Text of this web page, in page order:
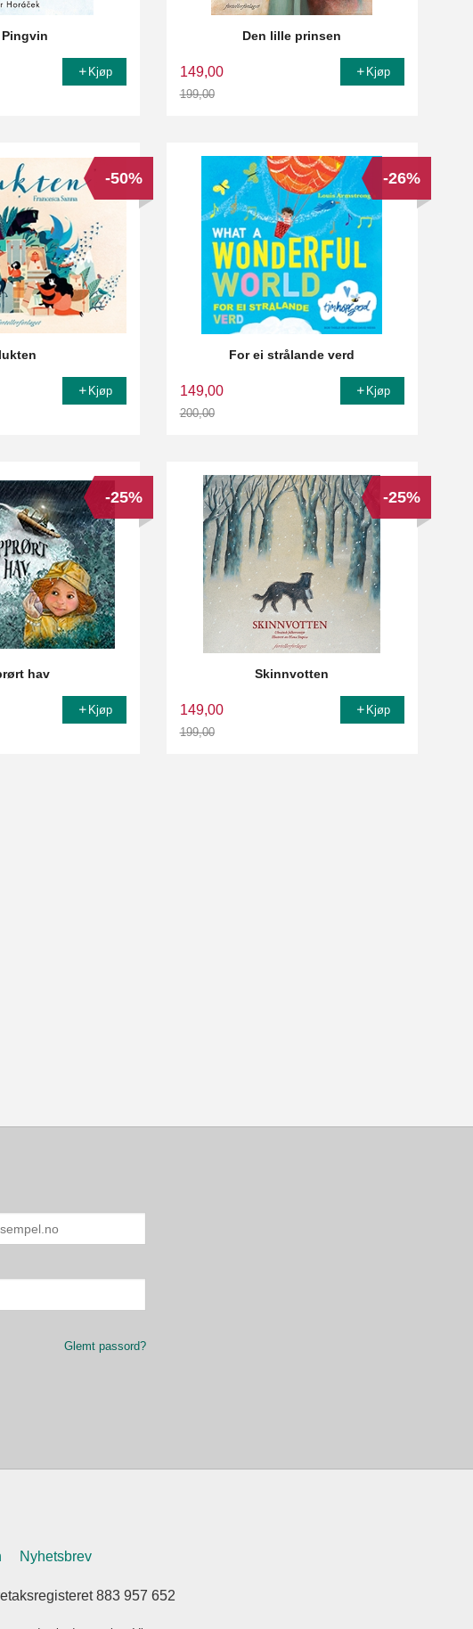
Pingvin
Kjøp
Den lille prinsen
149,00
199,00
Kjøp
-50%
Kjøp
For ei strålande verd
149,00
200,00
-26%
Kjøp
hav
-25%
Kjøp
Skinnvotten
149,00
199,00
-25%
Kjøp
Glemt passord?
Nyhetsbrev
883 957 652